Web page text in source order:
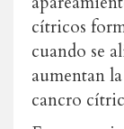
cítricos
cuando se
aumentan
cancro